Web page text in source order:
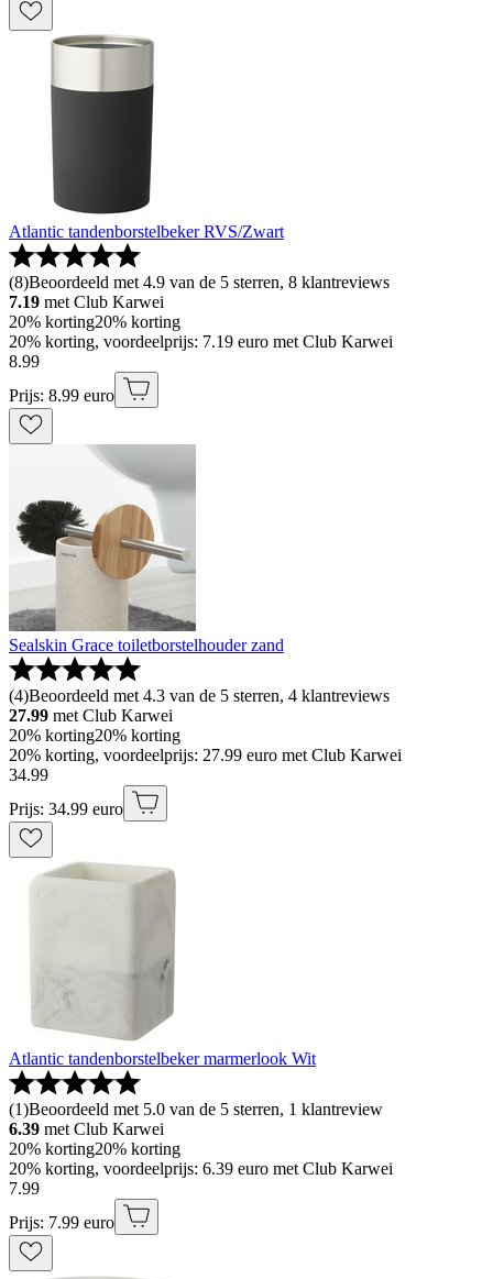
Atlantic tandenborstelbeker RVS/Zwart
(8)Beoordeeld met 4.9 van de 5 sterren, 8 klantreviews
7.19 met Club Karwei
20% korting20% korting
20% korting, voordeelprijs: 7.19 euro met Club Karwei
8.99
Prijs: 8.99 euro
Sealskin Grace toiletborstelhouder zand
(4)Beoordeeld met 4.3 van de 5 sterren, 4 klantreviews
27.99 met Club Karwei
20% korting20% korting
20% korting, voordeelprijs: 27.99 euro met Club Karwei
34.99
Prijs: 34.99 euro
Atlantic tandenborstelbeker marmerlook Wit
(1)Beoordeeld met 5.0 van de 5 sterren, 1 klantreview
6.39 met Club Karwei
20% korting20% korting
20% korting, voordeelprijs: 6.39 euro met Club Karwei
7.99
Prijs: 7.99 euro